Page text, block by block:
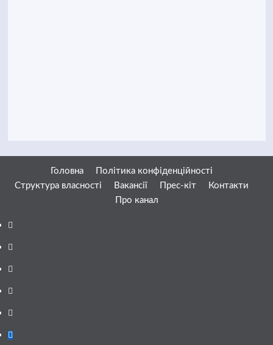
Головна
Політика конфіденційності
Структура власності
Вакансії Прес-кіт
Контакти
Про канал
Facebook
YouTube
Telegram
Instagram
Twitter
Google